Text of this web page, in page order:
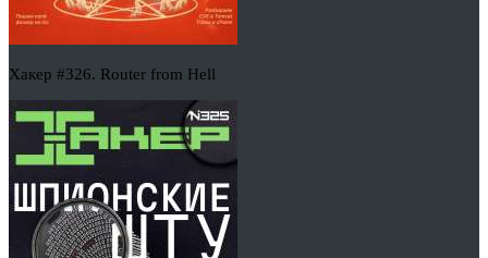
Хакер #326. Router from Hell